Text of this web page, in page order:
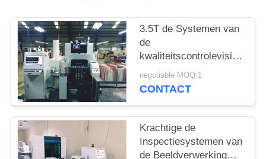
3.5T de Systemen van
de
kwaliteitscontrolevisie
voor Gedrukt
Melkpoeder het
negotiable MOQ:1
CONTACT
Krachtige de
Inspectiesystemen van
de Beeldverwerking